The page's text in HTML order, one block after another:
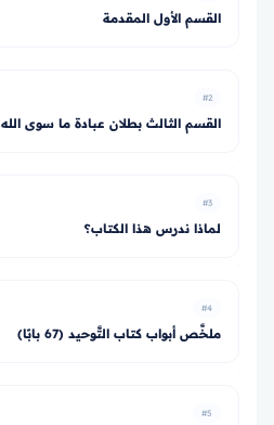
القسم الأول المقدمة
#2
القسم الثالث بطلان عبادة ما سوى الله
#3
لماذا ندرس هذا الكتاب؟
#4
ملخَّص أبواب كتاب التَّوحيد (67 بابًا)
#5